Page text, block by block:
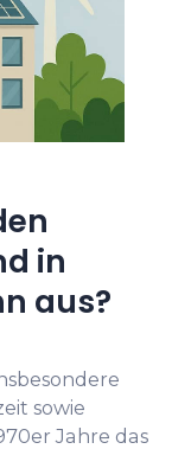
in
aus?
sowie
Jahre das